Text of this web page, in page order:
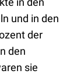
und in den
der
den
sie